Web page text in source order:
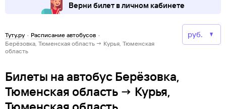
Верни билет в личном кабинете
Туту.ру · Расписание автобусов ·
Берёзовка, Тюменская область → Курья, Тюменская
область
Билеты на автобус Берёзовка,
Тюменская область → Курья,